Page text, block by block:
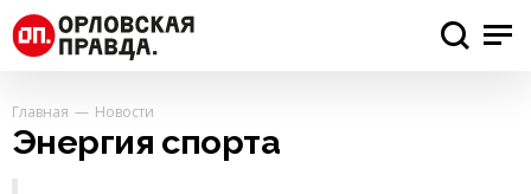
Главная Новости
Энергия спорта